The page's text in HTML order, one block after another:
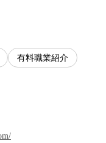
有料職業紹介